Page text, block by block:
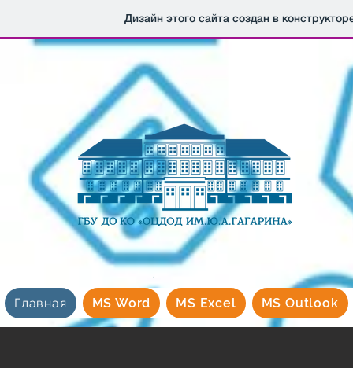
Дизайн этого сайта создан в
Главная MS Word MS Excel MS Outlook